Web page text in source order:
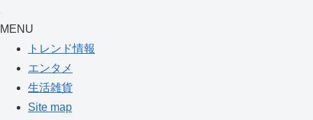
MENU
トレンド情報
エンタメ
生活雑貨
Site map